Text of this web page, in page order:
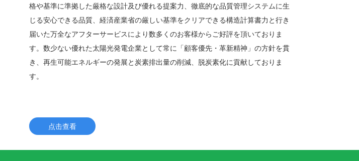
格や基準に準拠した厳格な設計及び優れる提案力、徹底的な品質管理システムに生
じる安心できる品質、経済産業省の厳しい基準をクリアできる構造計算書力と行き
届いた万全なアフターサービスにより数多くのお客様からご好評を頂いておりま
す。数少ない優れた太陽光発電企業として常に「顧客優先・革新精神」の方針を貫
き、再生可能エネルギーの発展と炭素排出量の削減、脱炭素化に貢献しておりま
す。
点击查看